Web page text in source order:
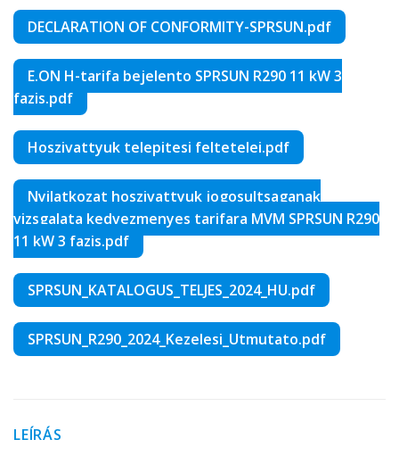
DECLARATION OF CONFORMITY-SPRSUN.pdf
E.ON H-tarifa bejelento SPRSUN R290 11 kW 3
fazis.pdf
Hoszivattyuk telepitesi feltetelei.pdf
Nyilatkozat hoszivattyuk jogosultsaganak
vizsgalata kedvezmenyes tarifara MVM SPRSUN R290
11 kW 3 fazis.pdf
SPRSUN_KATALOGUS_TELJES_2024_HU.pdf
SPRSUN_R290_2024_Kezelesi_Utmutato.pdf
LEÍRÁS